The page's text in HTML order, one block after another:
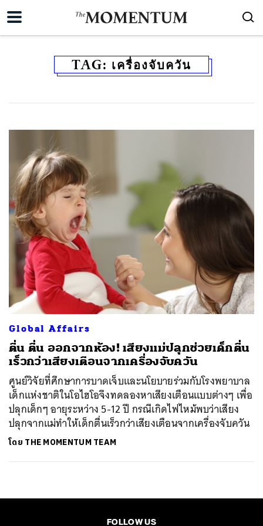
TAG: เครื่องจับควัน
Global Affairs
ตื่น ตื่น ออกจากห้อง! เสียงแม่ปลุกช่วยเด็กตื่น
เร็วกว่าเสียงเตือนจากเครื่องจับควัน
ศูนย์วิจัยที่ศึกษาการบาดเจ็บและนโยบายร่วมกับโรงพยาบาล
เด็กแห่งชาติในโอไฮโอจึงทดลองหาเสียงเตือนแบบต่างๆ เพื่อ
ปลุกเด็กๆ อายุระหว่าง 5-12 ปี กรณีเกิดไฟไหม้พบว่าเสียง
ปลุกจากแม่ทำให้เด็กตื่นเร็วกว่าเสียงเตือนจากเครื่องจับควัน
โดย THE MOMENTUM TEAM
FOLLOW US
ค้นหา
TWEET LINE EMAIL